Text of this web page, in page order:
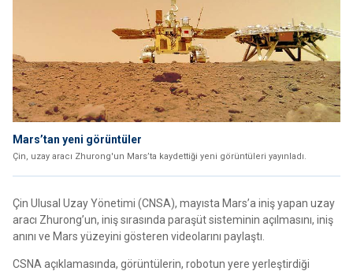
Mars’tan yeni görüntüler
Çin, uzay aracı Zhurong'un Mars’ta kaydettiği yeni görüntüleri yayınladı.
Çin Ulusal Uzay Yönetimi (CNSA), mayısta Mars’a iniş yapan uzay
aracı Zhurong’un, iniş sırasında paraşüt sisteminin açılmasını, iniş
anını ve Mars yüzeyini gösteren videolarını paylaştı.
CSNA açıklamasında, görüntülerin, robotun yere yerleştirdiği